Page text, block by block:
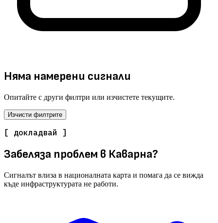
Няма намерени сигнали
Опитайте с други филтри или изчистете текущите.
Изчисти филтрите
[ докладвай ]
Забеляза проблем в Каварна?
Сигналът влиза в националната карта и помага да се вижда
къде инфраструктурата не работи.